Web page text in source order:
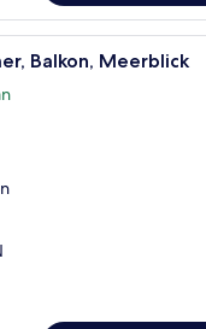
Ein
Balkon, Meerblick